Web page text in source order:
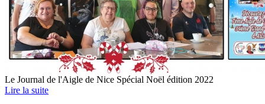
Le Journal de l'Aigle de Nice Spécial Noël édition 2022
Lire la suite